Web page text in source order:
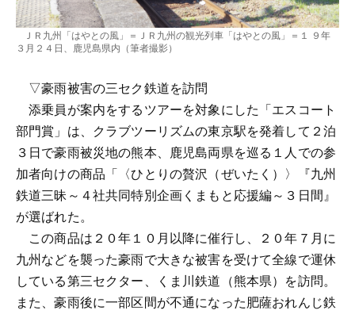
ＪＲ九州「はやとの風」＝ＪＲ九州の観光列車「はやとの風」＝１ ９年
３月２４日、鹿児島県内（筆者撮影）
▽豪雨被害の三セク鉄道を訪問
添乗員が案内をするツアーを対象にした「エスコート
部門賞」は、クラブツーリズムの東京駅を発着して２泊
３日で豪雨被災地の熊本、鹿児島両県を巡る１人での参
加者向けの商品「〈ひとりの贅沢（ぜいたく）〉『九州
鉄道三昧～４社共同特別企画くまもと応援編～３日間』
が選ばれた。
この商品は２０年１０月以降に催行し、２０年７月に
九州などを襲った豪雨で大きな被害を受けて全線で運休
している第三セクター、くま川鉄道（熊本県）を訪問。
また、豪雨後に一部区間が不通になった肥薩おれんじ鉄